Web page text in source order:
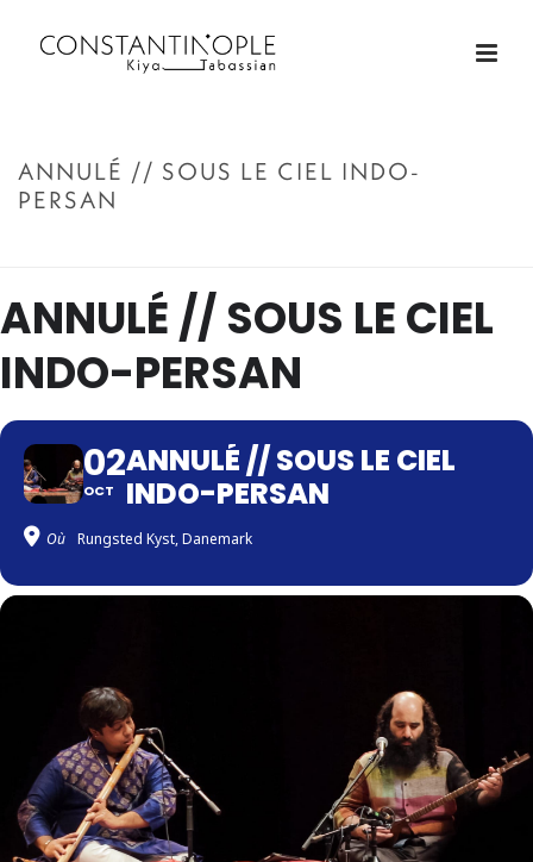
ANNULÉ // SOUS LE CIEL INDO-
PERSAN
ANNULÉ // SOUS LE CIEL
INDO-PERSAN
02
OCT
ANNULÉ // SOUS LE CIEL
INDO-PERSAN
Où Rungsted Kyst, Danemark